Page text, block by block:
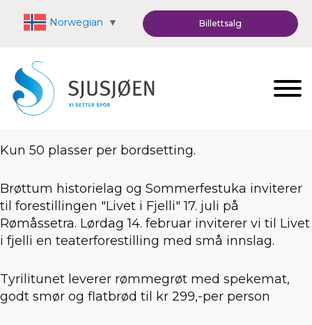
Norwegian ▼ Billettsalg
Kun 50 plasser per bordsetting.
Brøttum historielag og Sommerfestuka inviterer
til forestillingen "Livet i Fjelli" 17. juli på
Rømåssetra. Lørdag 14. februar inviterer vi til Livet
i fjelli en teaterforestilling med små innslag.
Tyrilitunet leverer rømmegrøt med spekemat,
godt smør og flatbrød til kr 299,-per person